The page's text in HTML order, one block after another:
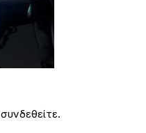
συνδεθείτε.